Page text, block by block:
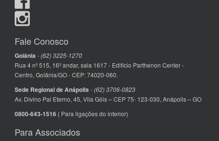
Fale Conosco
Goiânia -(62) 3225-1270
Rua 4 nº 515, 16º andar, sala 1617 - Edifício Parthenon Center -
Centro, Goiânia/GO - CEP: 74020-060.
Sede Regional de Anápolis -(62) 3706-0823
Av. Divino Pai Eterno, 45, Vila Góis – CEP 75- 123-030, Anápolis – GO
0800-643-1516 ( Para ligações do interior)
Para Associados